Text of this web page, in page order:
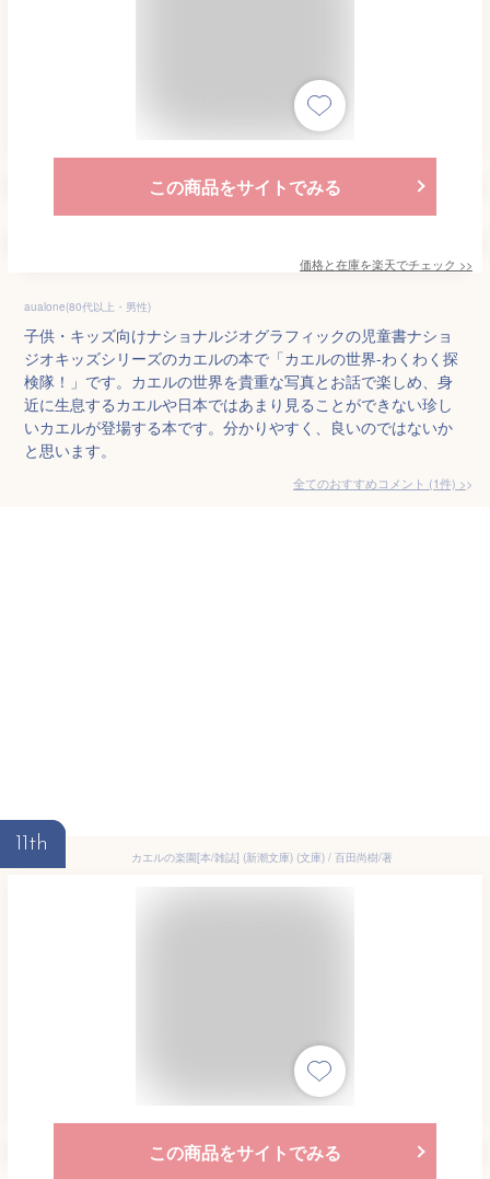
この商品をサイトでみる
価格と在庫を楽天でチェック >>
aualone(80代以上・男性)
子供・キッズ向けナショナルジオグラフィックの児童書ナショ
ジオキッズシリーズのカエルの本で「カエルの世界-わくわく探
検隊！」です。カエルの世界を貴重な写真とお話で楽しめ、身
近に生息するカエルや日本ではあまり見ることができない珍し
いカエルが登場する本です。分かりやすく、良いのではないか
と思います。
全てのおすすめコメント (1件) >
11th
カエルの楽園[本/雑誌] (新潮文庫) (文庫) / 百田尚樹/著
この商品をサイトでみる